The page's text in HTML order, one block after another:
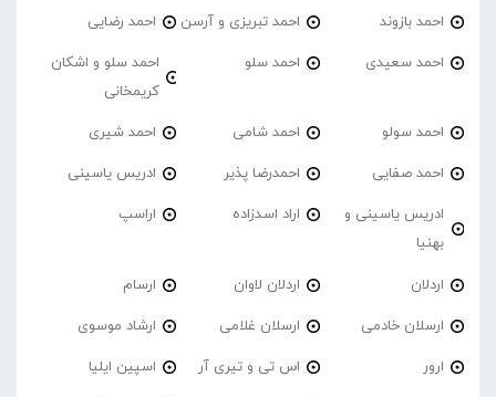
احمد بازوند احمد تبریزی و آرسن احمد‌ رضایی
احمد سعیدی احمد سلو
احمد سلو و اشکان
کریمخانی
احمد سولو احمد شامی احمد شیری
احمد صفایی احمدرضا پذیر ادریس یاسینی
ادریس یاسینی و
بهنیا
اراد اسدزاده اراسپ
اردلان اردلان لاوان ارسام
ارسلان خادمی ارسلان غلامی ارشاد موسوی
ارور اس تی و تیری آر اسپین ایلیا